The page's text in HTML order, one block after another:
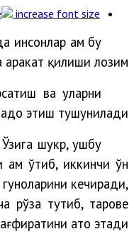
increase font size
инсонлар ҳам бу
қилиши лозим.
ва уларни
этиш тушунилади.
шукр, ушбу
ҳам ўтиб, иккинчи ўн
кечиради,
рўза тутиб, таровеҳ
ато этади.